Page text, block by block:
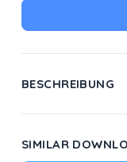
BESCHREIBUNG
SIMILAR